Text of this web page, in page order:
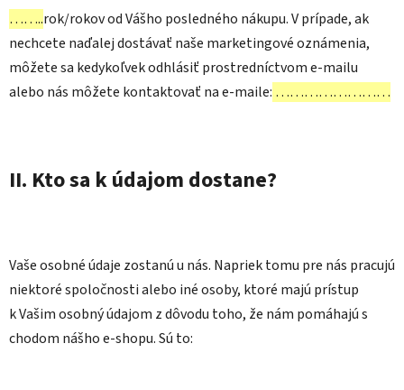
……..rok/rokov od Vášho posledného nákupu. V prípade, ak
nechcete naďalej dostávať naše marketingové oznámenia,
môžete sa kedykoľvek odhlásiť prostredníctvom e-mailu
alebo nás môžete kontaktovať na e-maile: ……………………
II. Kto sa k údajom dostane?
Vaše osobné údaje zostanú u nás. Napriek tomu pre nás pracujú
niektoré spoločnosti alebo iné osoby, ktoré majú prístup
k Vašim osobný údajom z dôvodu toho, že nám pomáhajú s
chodom nášho e-shopu. Sú to: